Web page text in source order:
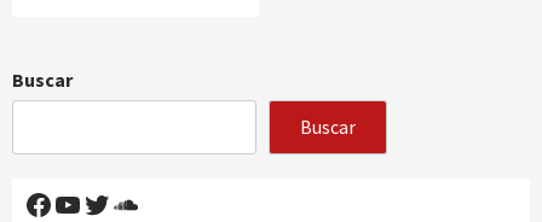
Buscar
Buscar
Facebook
YouTube
Twitter
SoundCloud